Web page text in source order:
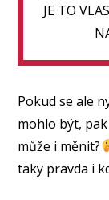
JE TO
Pokud se ale
mohlo být,
může i měnit?
taky pravda i